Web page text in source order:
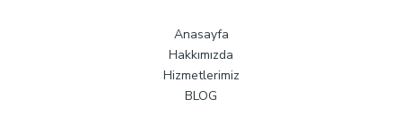
Anasayfa
Hakkımızda
Hizmetlerimiz
BLOG